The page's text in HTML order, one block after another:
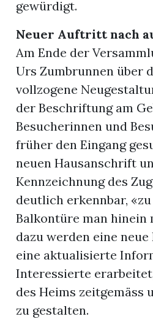
gewürdigt.
Neuer Auftritt nach
Am Ende der
Urs Zumbrunnen über
vollzogene
der Beschriftung am
Besucherinnen und
früher den Eingang
neuen Hausanschrift
Kennzeichnung des
deutlich erkennbar,
Balkontüre man hinein
dazu werden eine
eine aktualisierte
Interessierte
des Heims zeitgemäss
zu gestalten.